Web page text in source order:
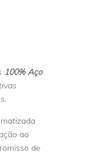
100% Aço
ao
de